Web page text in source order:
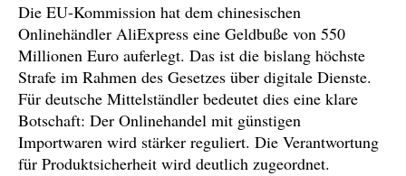
Die EU-Kommission hat dem chinesischen
Onlinehändler AliExpress eine Geldbuße von 550
Millionen Euro auferlegt. Das ist die bislang höchste
Strafe im Rahmen des Gesetzes über digitale Dienste.
Für deutsche Mittelständler bedeutet dies eine klare
Botschaft: Der Onlinehandel mit günstigen
Importwaren wird stärker reguliert. Die Verantwortung
für Produktsicherheit wird deutlich zugeordnet.